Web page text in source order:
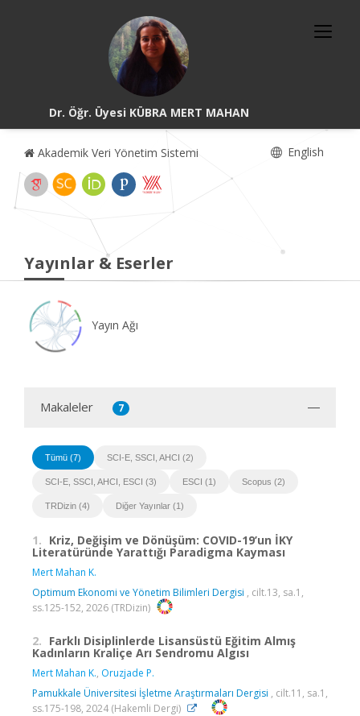
Dr. Öğr. Üyesi KÜBRA MERT MAHAN
Akademik Veri Yönetim Sistemi English
Yayınlar & Eserler
Yayın Ağı
Makaleler 7
Tümü (7) SCI-E, SSCI, AHCI (2)
SCI-E, SSCI, AHCI, ESCI (3) ESCI (1) Scopus (2)
TRDizin (4) Diğer Yayınlar (1)
1. Kriz, Değişim ve Dönüşüm: COVID-19’un İKY
Literatüründe Yarattığı Paradigma Kayması
Mert Mahan K.
Optimum Ekonomi ve Yönetim Bilimleri Dergisi , cilt.13, sa.1,
ss.125-152, 2026 (TRDizin)
2. Farklı Disiplinlerde Lisansüstü Eğitim Almış
Kadınların Kraliçe Arı Sendromu Algısı
Mert Mahan K., Oruzjade P.
Pamukkale Üniversitesi İşletme Araştırmaları Dergisi , cilt.11, sa.1,
ss.175-198, 2024 (Hakemli Dergi)